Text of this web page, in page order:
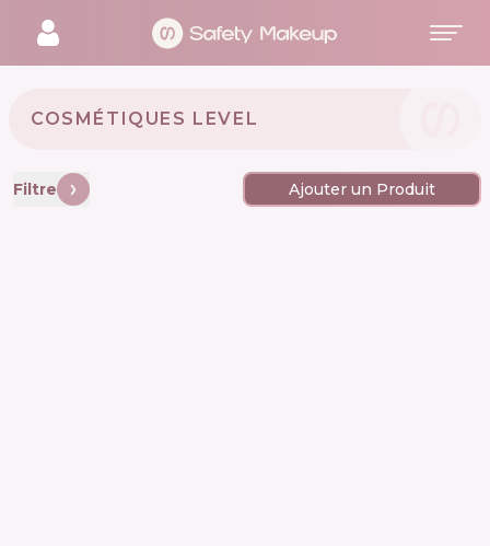
COSMÉTIQUES LEVEL 🇺🇦
Filtre Ajouter un Produit